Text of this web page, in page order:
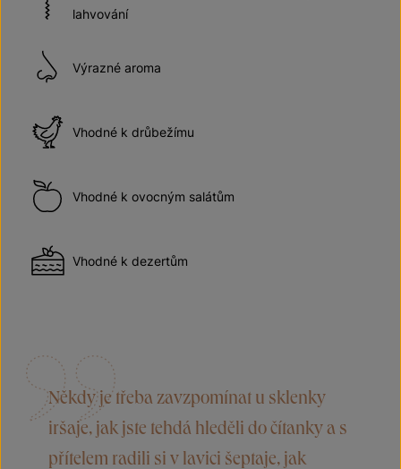
lahvování
Výrazné aroma
Vhodné k drůbežímu
Vhodné k ovocným salátům
Vhodné k dezertům
Někdy je třeba zavzpomínat u sklenky
iršaje, jak jste tehdá hleděli do čítanky a s
přítelem radili si v lavici šeptaje, jak